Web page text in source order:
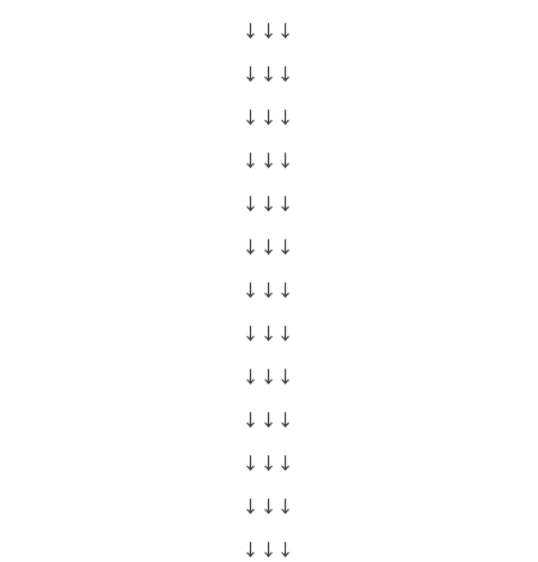
↓↓↓
↓↓↓
↓↓↓
↓↓↓
↓↓↓
↓↓↓
↓↓↓
↓↓↓
↓↓↓
↓↓↓
↓↓↓
↓↓↓
↓↓↓